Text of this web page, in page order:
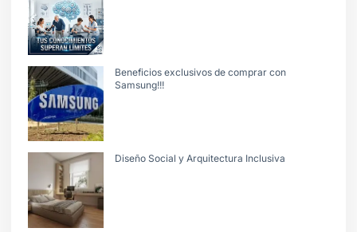
Beneficios exclusivos de comprar con
Samsung!!!
Diseño Social y Arquitectura Inclusiva